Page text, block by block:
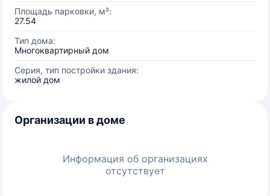
Площадь парковки, м²:
27.54
Тип дома:
Многоквартирный дом
Серия, тип постройки здания:
жилой дом
Организации в доме
Информация об организациях
отсутствует